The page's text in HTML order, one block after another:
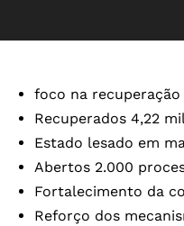
foco na
Recuperados 4,22
Estado lesado em
Abertos 2.000
Fortalecimento da
Reforço dos